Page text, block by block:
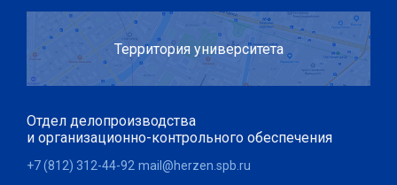
Территория университета
Отдел делопроизводства
и организационно-контрольного обеспечения
+7 (812) 312-44-92 mail@herzen.spb.ru